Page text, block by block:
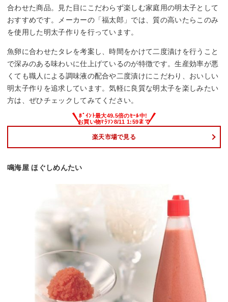
合わせた商品。見た目にこだわらず楽しむ家庭用の明太子として
おすすめです。メーカーの「福太郎」では、質の高いたらこのみ
を使用した明太子作りを行っています。
魚卵に合わせたタレを考案し、時間をかけて二度漬けを行うこと
で深みのある味わいに仕上げているのが特徴です。生産効率が悪
くても職人による調味液の配合や二度漬けにこだわり、おいしい
明太子作りを追求しています。気軽に良質な明太子を楽しみたい
方は、ぜひチェックしてみてください。
楽天市場で見る
鳴海屋 ほぐしめんたい